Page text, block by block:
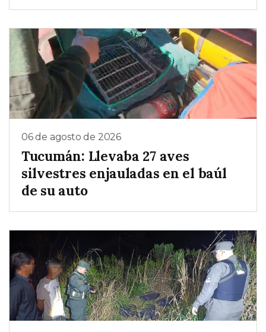
06 de agosto de 2026
Tucumán: Llevaba 27 aves
silvestres enjauladas en el baúl
de su auto